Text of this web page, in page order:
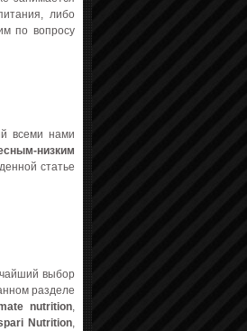
либо
по вопросу
всеми нами
низким
статье
выбор
разделе
nutrition,
Nutrition,